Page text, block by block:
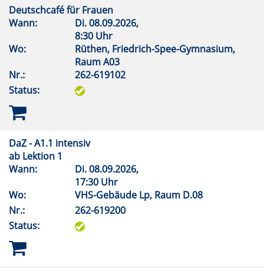
Deutschcafé für Frauen
Wann:
Di.08.09.2026,
8:30 Uhr
Wo:
Rüthen, Friedrich-Spee-Gymnasium,
Raum A03
Nr.:
262-619102
Status:
DaZ - A1.1 intensiv
ab Lektion 1
Wann:
Di.08.09.2026,
17:30 Uhr
Wo:
VHS-Gebäude Lp, Raum D.08
Nr.:
262-619200
Status: